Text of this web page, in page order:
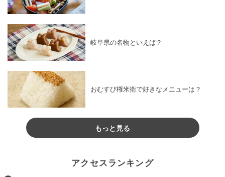
岐阜県の名物といえば？
おむすび権米衛で好きなメニューは？
もっと見る
アクセスランキング